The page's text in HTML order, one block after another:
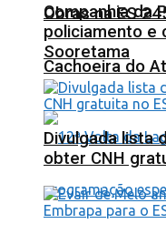
Obras na ES
Cachoeira do
Companhia da
policiamento e
Sooretama
Divulgada lista
obter CNH